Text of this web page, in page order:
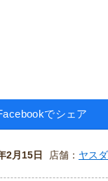
でシェア
2月15日 店舗： ヤス